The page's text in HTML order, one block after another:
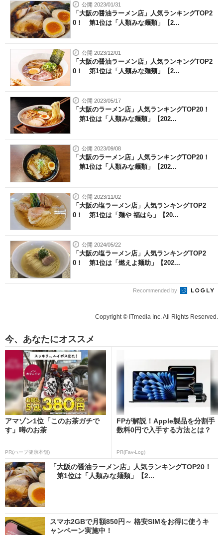
公開 2023/01/31
「大阪の醤油ラーメン店」人気ランキングTOP2
0！ 第1位は「人類みな麺類」【2...
公開 2023/12/01
「大阪の醤油ラーメン店」人気ランキングTOP2
0！ 第1位は「人類みな麺類」【2...
公開 2023/05/17
「大阪のラーメン店」人気ランキングTOP20！
第1位は「人類みな麺類」【202...
公開 2023/09/08
「大阪のラーメン店」人気ランキングTOP20！
第1位は「人類みな麺類」【202...
公開 2023/11/02
「大阪の塩ラーメン店」人気ランキングTOP2
0！ 第1位は「麺や 福はら」【20...
公開 2024/05/22
「大阪の塩ラーメン店」人気ランキングTOP2
0！ 第1位は「燃えよ麺助」【202...
Recommended by
Copyright © ITmedia Inc. All Rights Reserved.
今、あなたにオススメ
アマゾン1位「このお茶ガチで
す」噂のお茶
PR(ハーブ健康本舗)
FPが解説！Apple製品を分割手
数料0円で入手する方法とは？
PR(Fav-Log)
「大阪の醤油ラーメン店」人気ランキングTOP20！
第1位は「人類みな麺類」【2...
スマホ2GBで月額850円～ 格安SIMをお得に使うキ
ャンペーン実施中！